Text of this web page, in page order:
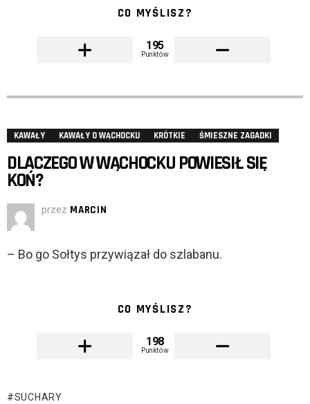
CO MYŚLISZ?
195
Punktów
KAWAŁY KAWAŁY O WĄCHOCKU KRÓTKIE ŚMIESZNE ZAGADKI
DLACZEGO W WĄCHOCKU POWIESIŁ SIĘ
KOŃ?
przez MARCIN
– Bo go Sołtys przywiązał do szlabanu.
CO MYŚLISZ?
198
Punktów
SUCHARY